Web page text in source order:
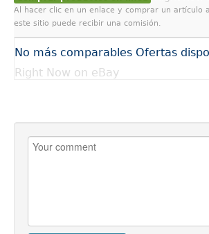
Al hacer clic en un enlace y comprar un artículo
este sitio puede recibir una comisión.
No más comparables Ofertas
Right Now on eBay